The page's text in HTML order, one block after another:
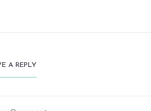
A REPLY